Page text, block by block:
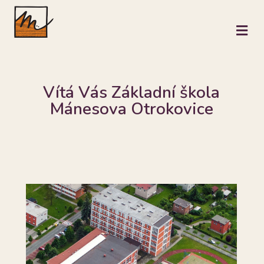
Vítá Vás Základní škola
Mánesova Otrokovice